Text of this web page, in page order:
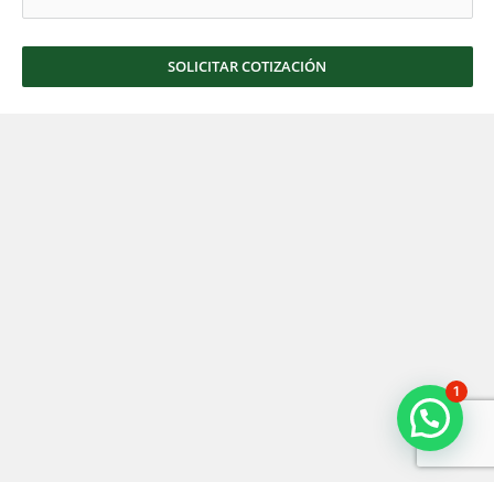
SOLICITAR COTIZACIÓN
1